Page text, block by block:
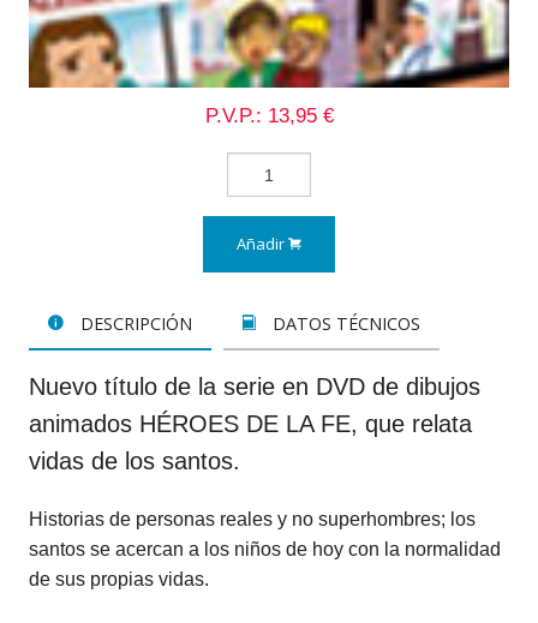
P.V.P.: 13,95 €
Añadir
DESCRIPCIÓN DATOS TÉCNICOS
Nuevo título de la serie en DVD de dibujos
animados HÉROES DE LA FE, que relata
vidas de los santos.
Historias de personas reales y no superhombres; los
santos se acercan a los niños de hoy con la normalidad
de sus propias vidas.